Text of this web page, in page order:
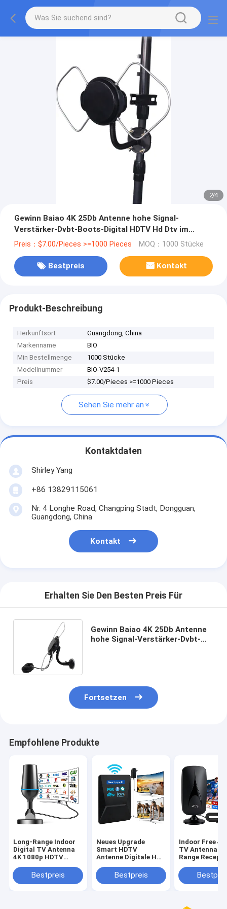
2/4
Gewinn Baiao 4K 25Db Antenne hohe Signal-
Verstärker-Dvbt-Boots-Digital HDTV Hd Dtv im
Freien
Preis：$7.00/Pieces >=1000 Pieces MOQ：1000 Stücke
Bestpreis Kontakt
Produkt-Beschreibung
Herkunftsort
Guangdong, China
Markenname
BIO
Min Bestellmenge
1000 Stücke
Modellnummer
BIO-V254-1
Preis
$7.00/Pieces >=1000 Pieces
Sehen Sie mehr an
Kontaktdaten
Shirley Yang
+86 13829115061
Nr. 4 Longhe Road, Changping Stadt, Dongguan,
Guangdong, China
Kontakt
Erhalten Sie Den Besten Preis Für
Gewinn Baiao 4K 25Db Antenne
hohe Signal-Verstärker-Dvbt-
Fortsetzen
Empfohlene Produkte
Long-Range Indoor
Digital TV Antenna
4K 1080p HDTV
Smart TVs Supports
Local Channels Made
Bestpreis
Neues Upgrade
Smart HDTV
Antenne Digitale HD
30dbi Langstrecken
UHF Freikanal
Bestpreis
Indoor Free 4K
TV Antenna
Range
Old TVs
VHF UHF